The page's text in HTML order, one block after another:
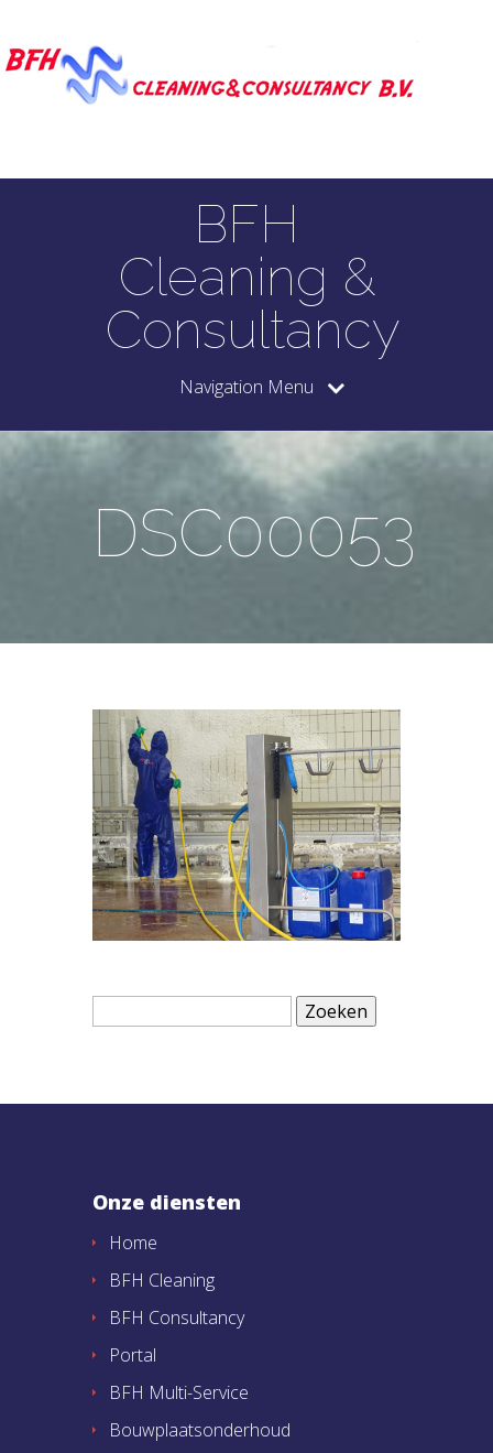
BFH
Cleaning &
Consultancy
Navigation Menu
DSC00053
Zoeken
Onze diensten
Home
BFH Cleaning
BFH Consultancy
Portal
BFH Multi-Service
Bouwplaatsonderhoud